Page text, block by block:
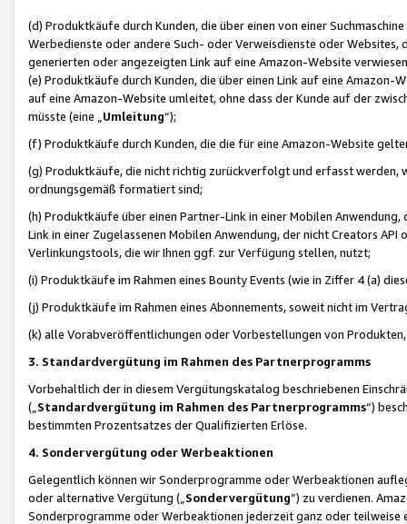
(d) Produktkäufe durch Kunden, die über einen von einer
Werbedienste oder andere Such- oder Verweisdienste oder Websites,
generierten oder angezeigten Link auf eine Amazon-Website
(e) Produktkäufe durch Kunden, die über einen Link auf eine
auf eine Amazon-Website umleitet, ohne dass der Kunde auf der
müsste (eine „ Umleitung“);
(f) Produktkäufe durch Kunden, die die für eine Amazon-Website
(g) Produktkäufe, die nicht richtig zurückverfolgt und erfasst werden,
ordnungsgemäß formatiert sind;
(h) Produktkäufe über einen Partner-Link in einer Mobilen
Link in einer Zugelassenen Mobilen Anwendung, der nicht Creators
Verlinkungstools, die wir Ihnen ggf. zur Verfügung stellen, nutzt;
(i) Produktkäufe im Rahmen eines Bounty Events (wie in Ziffer 4 (a)
(j) Produktkäufe im Rahmen eines Abonnements, soweit nicht im
(k) alle Vorabveröffentlichungen oder Vorbestellungen von
3. Standardvergütung im Rahmen des Partnerprogramms
Vorbehaltlich der in diesem Vergütungskatalog beschriebenen
(„ Standardvergütung im Rahmen des Partnerprogramms“)
bestimmten Prozentsatzes der Qualifizierten Erlöse.
4. Sondervergütung oder Werbeaktionen
Gelegentlich können wir Sonderprogramme oder Werbeaktionen
oder alternative Vergütung („ Sondervergütung”) zu verdienen.
Sonderprogramme oder Werbeaktionen jederzeit ganz oder